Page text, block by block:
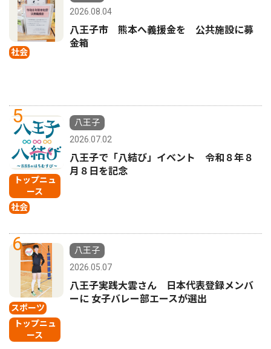
社会
2026.08.04
八王子市 熊本へ義援金を 公共施設に募
金箱
5
トップニュ
ース
社会
八王子
2026.07.02
八王子で「八結び」イベント 令和８年８
月８日を記念
6
スポーツ
トップニュ
ース
八王子
2026.05.07
八王子実践大雲さん 日本代表登録メンバ
ーに 女子バレー部エースが選出